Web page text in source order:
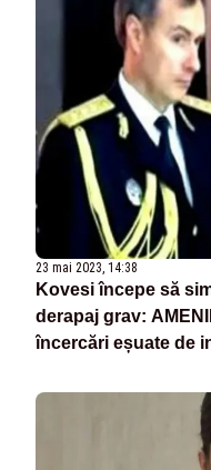
23 mai 2023, 14:38
Kovesi începe să
derapaj grav:
încercări eșuate de